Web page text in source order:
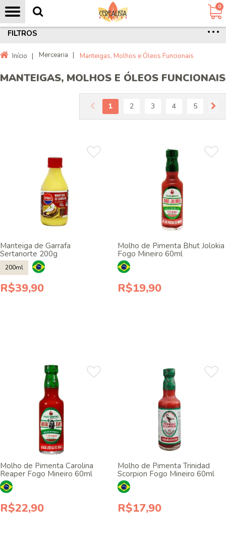
0
Início | Mercearia | Manteigas, Molhos e Óleos Funcionais
FILTROS
MANTEIGAS, MOLHOS E ÓLEOS FUNCIONAIS
1 2 3 4 5
Manteiga de Garrafa
Sertanorte 200g
200ml
R$39,90
Molho de Pimenta Bhut Jolokia
Fogo Mineiro 60ml
R$19,90
Molho de Pimenta Carolina
Reaper Fogo Mineiro 60ml
R$22,90
Molho de Pimenta Trinidad
Scorpion Fogo Mineiro 60ml
R$17,90